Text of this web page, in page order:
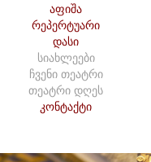
აფიშა
რეპერტუარი
დასი
სიახლეები
ჩვენი თეატრი
თეატრი დღეს
კონტაქტი